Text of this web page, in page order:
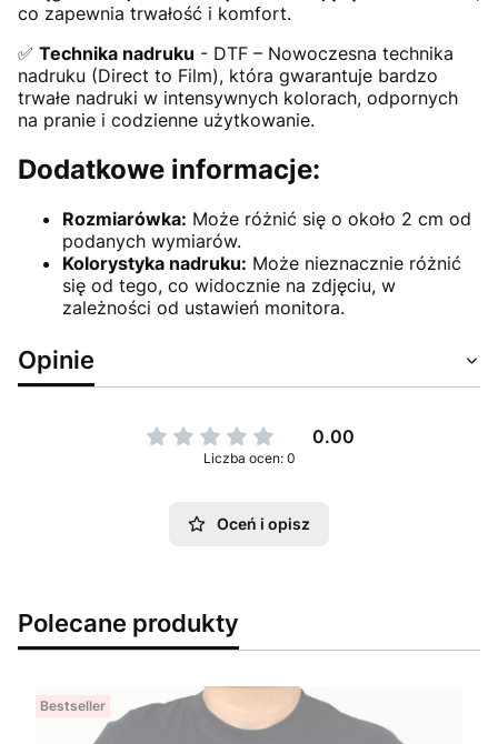
co zapewnia trwałość i komfort.
✅ Technika nadruku - DTF – Nowoczesna technika
nadruku (Direct to Film), która gwarantuje bardzo
trwałe nadruki w intensywnych kolorach, odpornych
na pranie i codzienne użytkowanie.
Dodatkowe informacje:
Rozmiarówka: Może różnić się o około 2 cm od
podanych wymiarów.
Kolorystyka nadruku: Może nieznacznie różnić
się od tego, co widocznie na zdjęciu, w
zależności od ustawień monitora.
Opinie
0.00
Liczba ocen: 0
Oceń i opisz
Polecane produkty
Bestseller